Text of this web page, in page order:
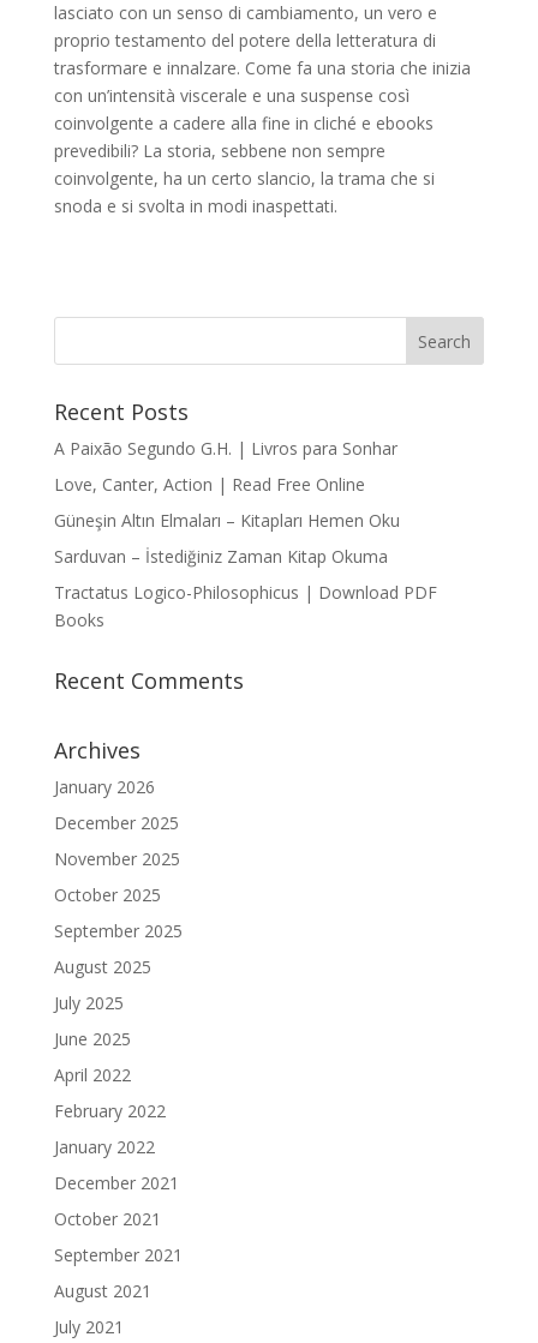
lasciato con un senso di cambiamento, un vero e
proprio testamento del potere della letteratura di
trasformare e innalzare. Come fa una storia che inizia
con un’intensità viscerale e una suspense così
coinvolgente a cadere alla fine in cliché e ebooks
prevedibili? La storia, sebbene non sempre
coinvolgente, ha un certo slancio, la trama che si
snoda e si svolta in modi inaspettati.
Recent Posts
A Paixão Segundo G.H. | Livros para Sonhar
Love, Canter, Action | Read Free Online
Güneşin Altın Elmaları – Kitapları Hemen Oku
Sarduvan – İstediğiniz Zaman Kitap Okuma
Tractatus Logico-Philosophicus | Download PDF
Books
Recent Comments
Archives
January 2026
December 2025
November 2025
October 2025
September 2025
August 2025
July 2025
June 2025
April 2022
February 2022
January 2022
December 2021
October 2021
September 2021
August 2021
July 2021